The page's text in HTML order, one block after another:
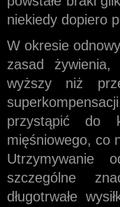
niekiedy dopiero
W okresie
zasad żywienia,
wyższy niż
przystąpić do
mięśniowego, co
Utrzymywanie
szczególne
długotrwałe